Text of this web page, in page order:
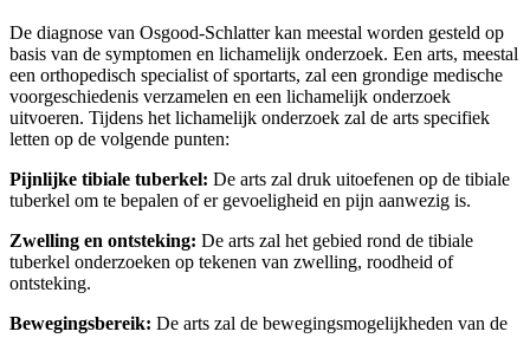
De diagnose van Osgood-Schlatter kan meestal worden gesteld op
basis van de symptomen en lichamelijk onderzoek. Een arts, meestal
een orthopedisch specialist of sportarts, zal een grondige medische
voorgeschiedenis verzamelen en een lichamelijk onderzoek
uitvoeren. Tijdens het lichamelijk onderzoek zal de arts specifiek
letten op de volgende punten:
Pijnlijke tibiale tuberkel: De arts zal druk uitoefenen op de tibiale
tuberkel om te bepalen of er gevoeligheid en pijn aanwezig is.
Zwelling en ontsteking: De arts zal het gebied rond de tibiale
tuberkel onderzoeken op tekenen van zwelling, roodheid of
ontsteking.
Bewegingsbereik: De arts zal de bewegingsmogelijkheden van de